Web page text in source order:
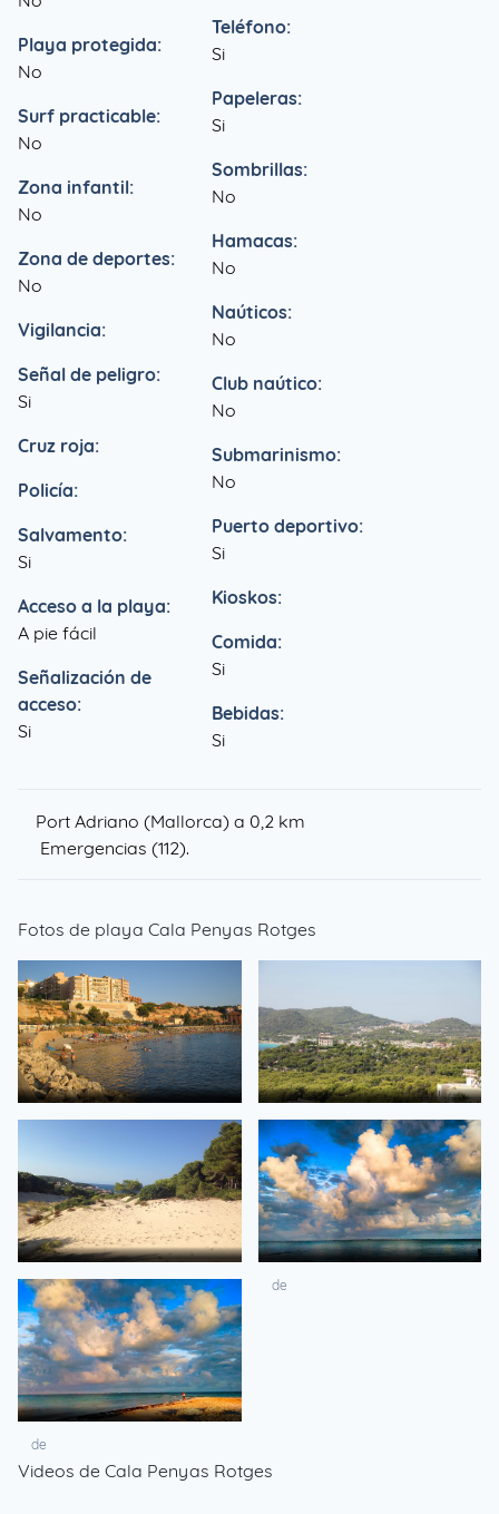
Playa protegida:
No
Surf practicable:
No
Zona infantil:
No
Zona de deportes:
No
Vigilancia:
Señal de peligro:
Si
Cruz roja:
Policía:
Salvamento:
Si
Acceso a la playa:
A pie fácil
Señalización de
acceso:
Si
Teléfono:
Si
Papeleras:
Si
Sombrillas:
No
Hamacas:
No
Naúticos:
No
Club naútico:
No
Submarinismo:
No
Puerto deportivo:
Si
Kioskos:
Comida:
Si
Bebidas:
Si
Port Adriano (Mallorca) a 0,2 km
Emergencias (112).
Fotos de playa Cala Penyas Rotges
de
de de
de
Videos de Cala Penyas Rotges